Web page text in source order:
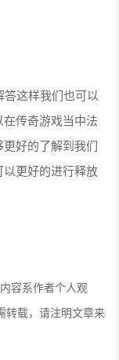
这样我们也可以
传奇游戏当中法
好的了解到我们
更好的进行释放
容系作者个人观
转载，请注明文章来